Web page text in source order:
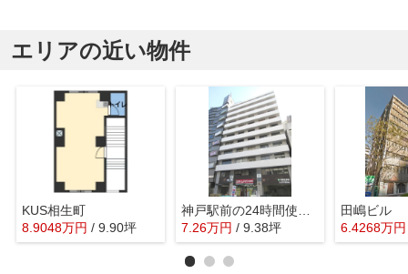
エリアの近い物件
KUS相生町
8.9048万円 / 9.90坪
7.26万円 / 9.38坪
田嶋ビル
6.4268万円